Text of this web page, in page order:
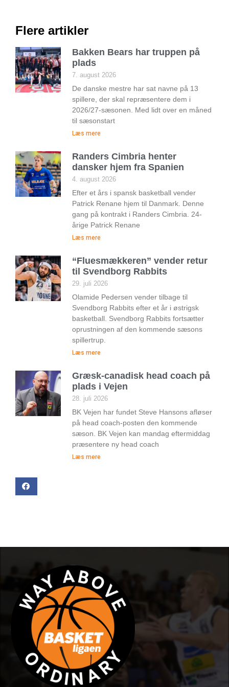
Flere artikler
Bakken Bears har truppen på
plads
7. august 2026
De danske mestre har sat navne på 13
spillere, der skal repræsentere dem i
2026/27-sæsonen. Med lidt over en måned
til sæsonstart
Læs mere
Randers Cimbria henter
dansker hjem fra Spanien
4. august 2026
Efter et års i spansk basketball vender
Patrick Renane hjem til Danmark. Denne
gang på kontrakt i Randers Cimbria. 24-
årige Patrick Renane
Læs mere
“Fluesmækkeren” vender retur
til Svendborg Rabbits
29. juli 2026
Olamide Pedersen vender tilbage til
Svendborg Rabbits efter et år i østrigsk
basketball. Svendborg Rabbits fortsætter
oprustningen af den kommende sæsons
spillertrup.
Læs mere
Græsk-canadisk head coach på
plads i Vejen
28. juli 2026
BK Vejen har fundet Steve Hansons afløser
på head coach-posten den kommende
sæson. BK Vejen kan mandag eftermiddag
præsentere ny head coach
Læs mere